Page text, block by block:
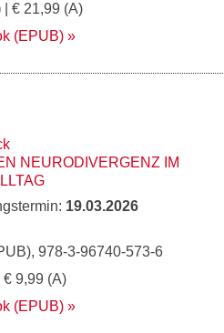
| € 21,99 (A)
(EPUB)
NEURODIVERGENZ IM
19.03.2026
978-3-96740-573-6
| € 9,99 (A)
(EPUB)